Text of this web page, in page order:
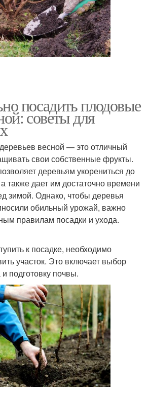
посадить плодовые
советы для
весной — это отличный
свои собственные фрукты.
деревьям укорениться до
также дает им достаточно времени
зимой. Однако, чтобы деревья
обильный урожай, важно
правилам посадки и ухода.
к посадке, необходимо
участок. Это включает выбор
подготовку почвы.